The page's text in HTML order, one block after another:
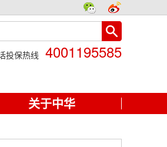
投保热线 4001195585
关于中华